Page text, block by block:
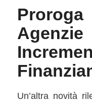
Un’altra novità